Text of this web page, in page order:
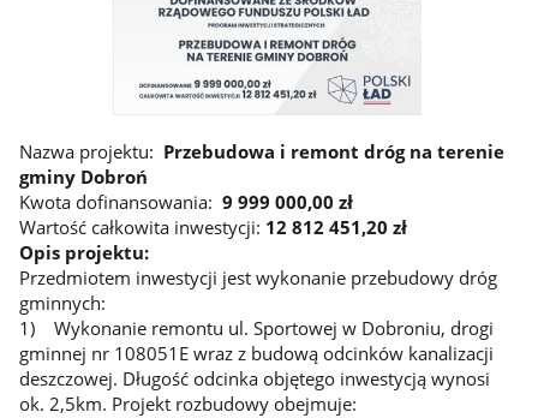
Nazwa projektu: Przebudowa i remont dróg na terenie
gminy Dobroń
Kwota dofinansowania: 9 999 000,00 zł
Wartość całkowita inwestycji: 12 812 451,20 zł
Opis projektu:
Przedmiotem inwestycji jest wykonanie przebudowy dróg
gminnych:
1) Wykonanie remontu ul. Sportowej w Dobroniu, drogi
gminnej nr 108051E wraz z budową odcinków kanalizacji
deszczowej. Długość odcinka objętego inwestycją wynosi
ok. 2,5km. Projekt rozbudowy obejmuje: